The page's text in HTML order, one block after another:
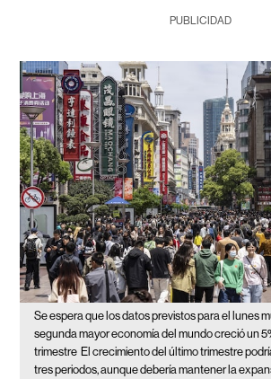
PUBLICIDAD
Se espera que los datos previstos para el lunes
segunda mayor economía del mundo creció un
trimestre El crecimiento del último trimestre
tres periodos, aunque debería mantener la